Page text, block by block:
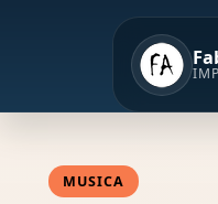
MUSICA